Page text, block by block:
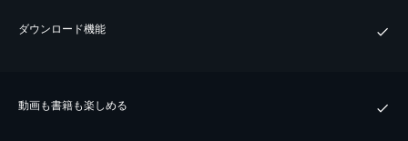
ダウンロード機能
動画も書籍も楽しめる